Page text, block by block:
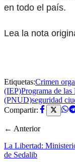
en todo el país.
Lea la nota
Etiquetas:Crimen
(IEP)Programa de
(PNUD)seguridad
Compartir:
← Anterior
La Libertad:
de Sedalib